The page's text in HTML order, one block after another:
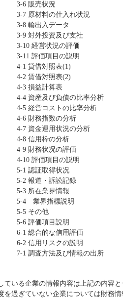
3-6 販売状況
3-7 原材料の仕入れ状況
3-8 輸出入データ
3-9 対外投資及び支社
3-10 経営状況の評価
3-11 評価項目の説明
4-1 貸借対照表(1)
4-2 賃借対照表(2)
4-3 損益計算表
4-4 資産及び負債の比率分析
4-5 経営コストの比率分析
4-6 財務指数の分析
4-7 資金運用状況の分析
4-8 信用枠の分析
4-9 財務状况の評価
4-10 評価項目の説明
5-1 認証取得状况
5-2 報道・訴訟記録
5-3 所在業界情報
5-4 業界指標説明
5-5 その他
5-6 評価項目説明
6-1 総合的な信用評価
6-2 信用リスクの説明
7-1 調査方法及び情報の出所
いる企業の情報内容は上記の内容と
過ぎていない企業については財務情